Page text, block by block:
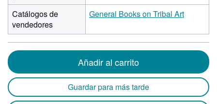
Catálogos de
vendedores
General Books on Tribal Art
Añadir al carrito
Guardar para más tarde